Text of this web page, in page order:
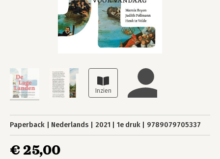
Paperback Nederlands 2021 1e druk 9789079705337
€ 25,00